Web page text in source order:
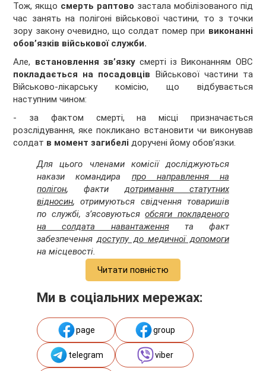
Тож, якщо смерть раптово застала мобілізованого під
час занять на полігоні військової частини, то з точки
зору закону очевидно, що солдат помер при виконанні
обов’язків військової служби.
Але, встановлення зв’язкусмерті із Виконанням ОВС
покладається на посадовців Військової частини та
Військово-лікарську комісію, що відбувається
наступним чином:
- за фактом смерті, на місці призначається
розслідування, яке покликано встановити чи виконував
солдат в момент загибелі доручені йому обов’язки.
Для цього членами комісії досліджуються
накази командира про направлення на
полігон, фактидотримання статутних
відносин, отримуються свідчення товаришів
по службі, з’ясовуютьсяобсяги покладеного
на солдата навантаженнята факт
забезпеченнядоступу до медичної допомоги
на місцевості.
Читати повністю
Ми в соціальних мережах:
page group
telegram viber